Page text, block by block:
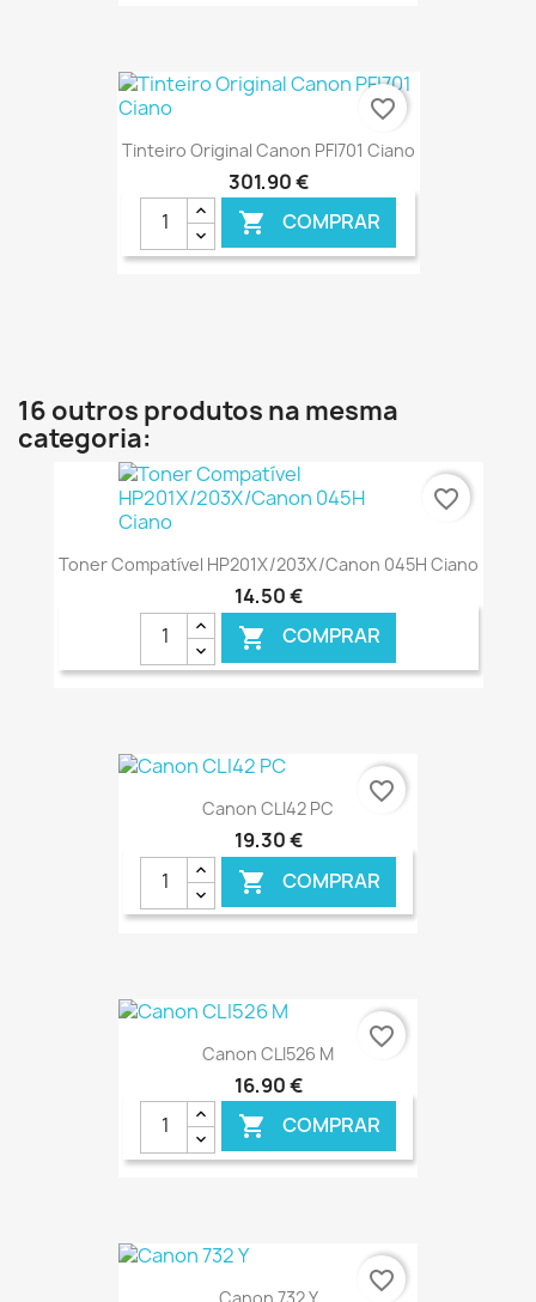
€ ONLINE
Tinteiro Original Canon PFI701 Ciano
301,90 €
 COMPRAR
favorite_border
16 outros produtos na mesma
categoria:
Toner Compatível HP201X/203X/Canon 045H Ciano
14,50 €
 COMPRAR
favorite_border
Canon CLI42 PC
19,30 €
 COMPRAR
€ ONLINE
favorite_border
Canon CLI526 M
16,90 €
 COMPRAR
€ ONLINE
favorite_border
favorite_border